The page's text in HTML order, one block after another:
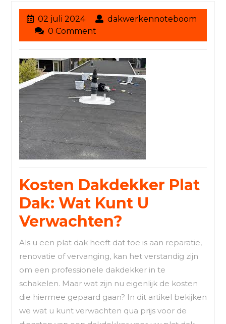
02 juli 202402
juli
2024
dakwerkennoteboom
dakwerkennoteboom
0 Comment
Kosten Dakdekker Plat
Dak: Wat Kunt U
Verwachten?
Als u een plat dak heeft dat toe is aan reparatie,
renovatie of vervanging, kan het verstandig zijn
om een professionele dakdekker in te
schakelen. Maar wat zijn nu eigenlijk de kosten
die hiermee gepaard gaan? In dit artikel bekijken
we wat u kunt verwachten qua prijs voor de